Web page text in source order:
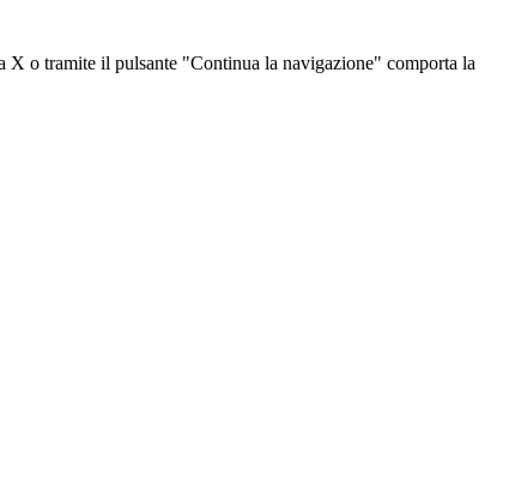
X o tramite il pulsante "Continua la navigazione" comporta la